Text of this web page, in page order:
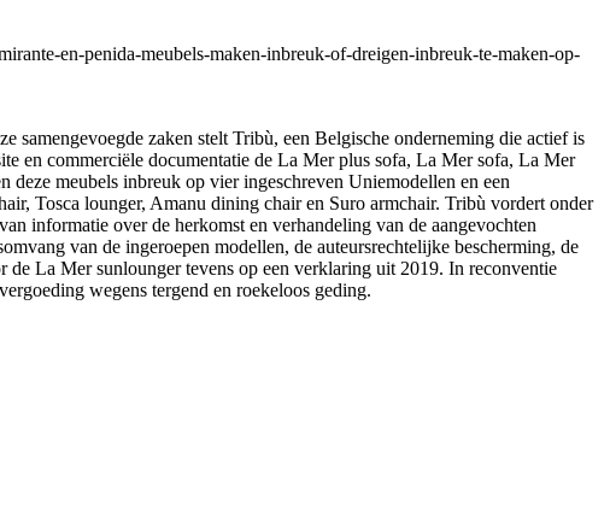
en-penida-meubels-maken-inbreuk-of-dreigen-inbreuk-te-maken-op-
samengevoegde zaken stelt Tribù, een Belgische onderneming die actief is
en commerciële documentatie de La Mer plus sofa, La Mer sofa, La Mer
meubels inbreuk op vier ingeschreven Uniemodellen en een
Tosca lounger, Amanu dining chair en Suro armchair. Tribù vordert onder
informatie over de herkomst en verhandeling van de aangevochten
van de ingeroepen modellen, de auteursrechtelijke bescherming, de
de La Mer sunlounger tevens op een verklaring uit 2019. In reconventie
wegens tergend en roekeloos geding.